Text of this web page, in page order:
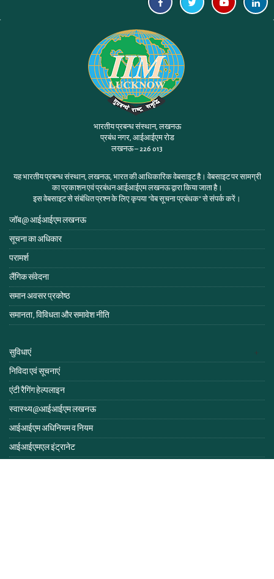
भारतीय प्रबन्ध संस्थान, लखनऊ
प्रबंध नगर, आईआईएम रोड
लखनऊ – 226 013
यह भारतीय प्रबन्ध संस्थान, लखनऊ, भारत की आधिकारिक वेबसाइट है। वेबसाइट पर सामग्री
का प्रकाशन एवं प्रबंधन आईआईएम लखनऊ द्वारा किया जाता है।
इस वेबसाइट से संबंधित प्रश्न के लिए कृपया "वेब सूचना प्रबंधक"से संपर्क करें।
जॉब@ आईआईएम लखनऊ
सूचना का अधिकार
परामर्श
लैंगिक संवेदना
समान अवसर प्रकोष्ठ
समानता, विविधता और समावेश नीति
सुविधाएं
निविदा एवं सूचनाएं
एंटी रैगिंग हेल्पलाइन
स्वास्थ्य@आईआईएम लखनऊ
आईआईएम अधिनियम व नियम
आईआईएमएल इंट्रानेट